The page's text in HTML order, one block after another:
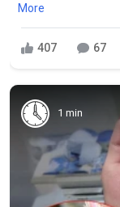
More
407 67
1 min